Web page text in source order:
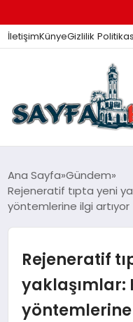
İletişimKünyeGizlilik
ANA SAYFA
GÜNDEM
İZMIR HABERLERI
Ana Sayfa Gündem
Rejeneratif tıpta yeni
yöntemlerine ilgi artıyor
Rejeneratif
yaklaşımlar: